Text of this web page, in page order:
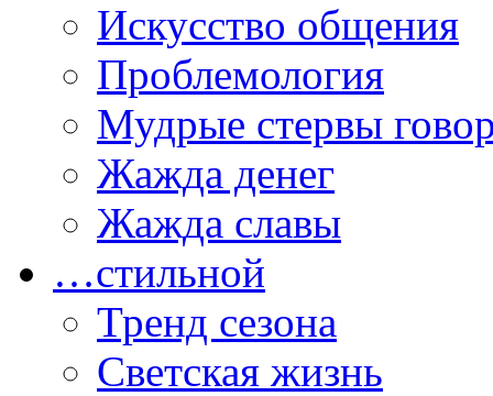
Искусство общения
Проблемология
Мудрые стервы
Жажда денег
Жажда славы
…стильной
Тренд сезона
Светская жизнь